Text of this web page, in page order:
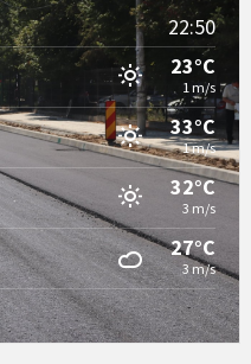
22:50
23°C
1 m/s
33°C
1 m/s
32°C
3 m/s
27°C
3 m/s